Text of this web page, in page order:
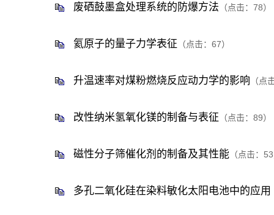
废硒鼓墨盒处理系统的防爆方法 （点击： 78）
氦原子的量子力学表征 （点击： 67）
升温速率对煤粉燃烧反应动力学的影响 （点
改性纳米氢氧化镁的制备与表征 （点击： 89）
磁性分子筛催化剂的制备及其性能 （点击： 53
多孔二氧化硅在染料敏化太阳电池中的应用